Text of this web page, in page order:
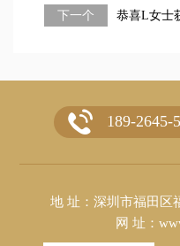
下一个 恭喜L女士
189-2645-
地 址：深圳市福田区
网 址：